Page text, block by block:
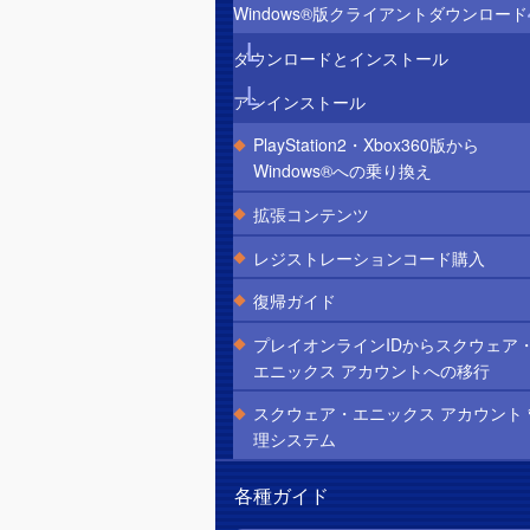
Windows®版クライアントダウンロード
ダウンロードとインストール
アンインストール
PlayStation2・Xbox360版から
Windows®への乗り換え
拡張コンテンツ
レジストレーションコード購入
復帰ガイド
プレイオンラインIDからスクウェア
エニックス アカウントへの移行
スクウェア・エニックス アカウント
理システム
各種ガイド